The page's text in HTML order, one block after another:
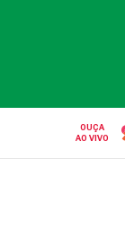
OUÇA
AO VIVO